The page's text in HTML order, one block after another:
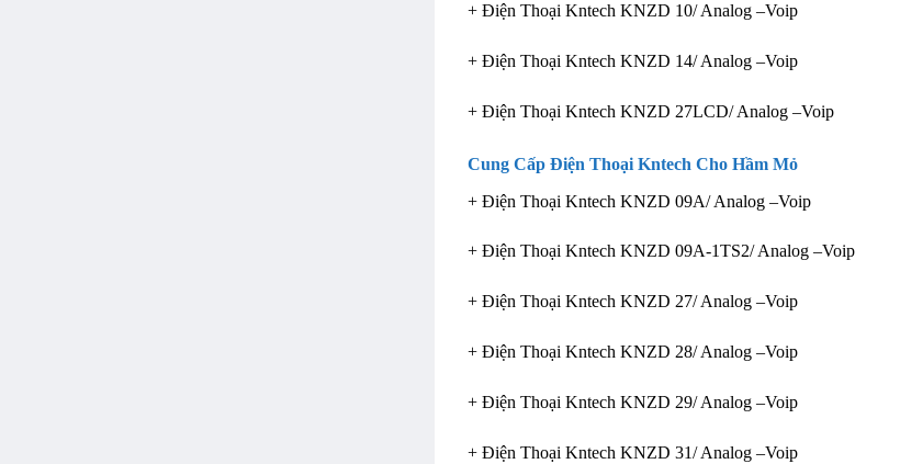
+ Điện Thoại Kntech KNZD 10/ Analog –Voip
+ Điện Thoại Kntech KNZD 14/ Analog –Voip
+ Điện Thoại Kntech KNZD 27LCD/ Analog –Voip
Cung Cấp Điện Thoại Kntech Cho Hầm Mỏ
+ Điện Thoại Kntech KNZD 09A/ Analog –Voip
+ Điện Thoại Kntech KNZD 09A-1TS2/ Analog –Voip
+ Điện Thoại Kntech KNZD 27/ Analog –Voip
+ Điện Thoại Kntech KNZD 28/ Analog –Voip
+ Điện Thoại Kntech KNZD 29/ Analog –Voip
+ Điện Thoại Kntech KNZD 31/ Analog –Voip